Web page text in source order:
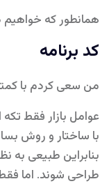
همانطور که خواهیم
کد برنامه
من سعی کردم با
عوامل بازار فقط
با ساختار و روش
بنابراین طبیعی به
طراحی شوند. اما